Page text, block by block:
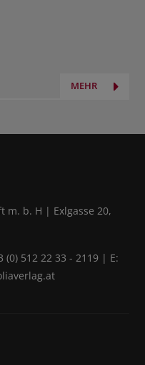
MEHR
m. b. H | Exlgasse 20,
(0) 512 22 33 - 2119 | E: